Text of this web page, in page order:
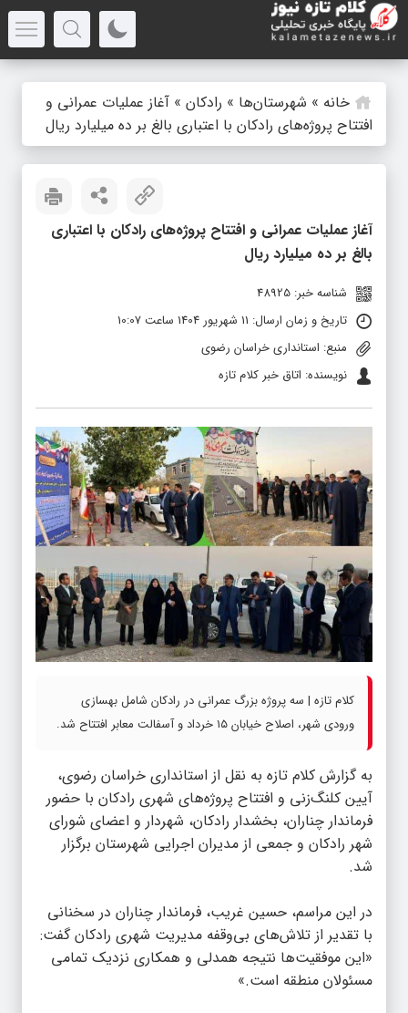
خانه » شهرستان‌ها » رادکان » ️آغاز عملیات عمرانی و
افتتاح پروژه‌های رادکان با اعتباری بالغ بر ده میلیارد ریال
️آغاز عملیات عمرانی و افتتاح پروژه‌های رادکان با اعتباری
بالغ بر ده میلیارد ریال
شناسه خبر: 48925
تاریخ و زمان ارسال: 11 شهریور 1404 ساعت 10:07
منبع: استانداری خراسان رضوی
نویسنده: اتاق خبر کلام تازه
کلام تازه | سه پروژه بزرگ عمرانی در رادکان شامل بهسازی
ورودی شهر، اصلاح خیابان ۱۵ خرداد و آسفالت معابر افتتاح شد.
به گزارش کلام تازه به نقل از استانداری خراسان رضوی،
آیین کلنگ‌زنی و افتتاح پروژه‌های شهری رادکان با حضور
فرماندار چناران، بخشدار رادکان، شهردار و اعضای شورای
شهر رادکان و جمعی از مدیران اجرایی شهرستان برگزار
شد.
در این مراسم، حسین غریب، فرماندار چناران در سخنانی
با تقدیر از تلاش‌های بی‌وقفه مدیریت شهری رادکان گفت:
«این موفقیت‌ها نتیجه همدلی و همکاری نزدیک تمامی
مسئولان منطقه است.»